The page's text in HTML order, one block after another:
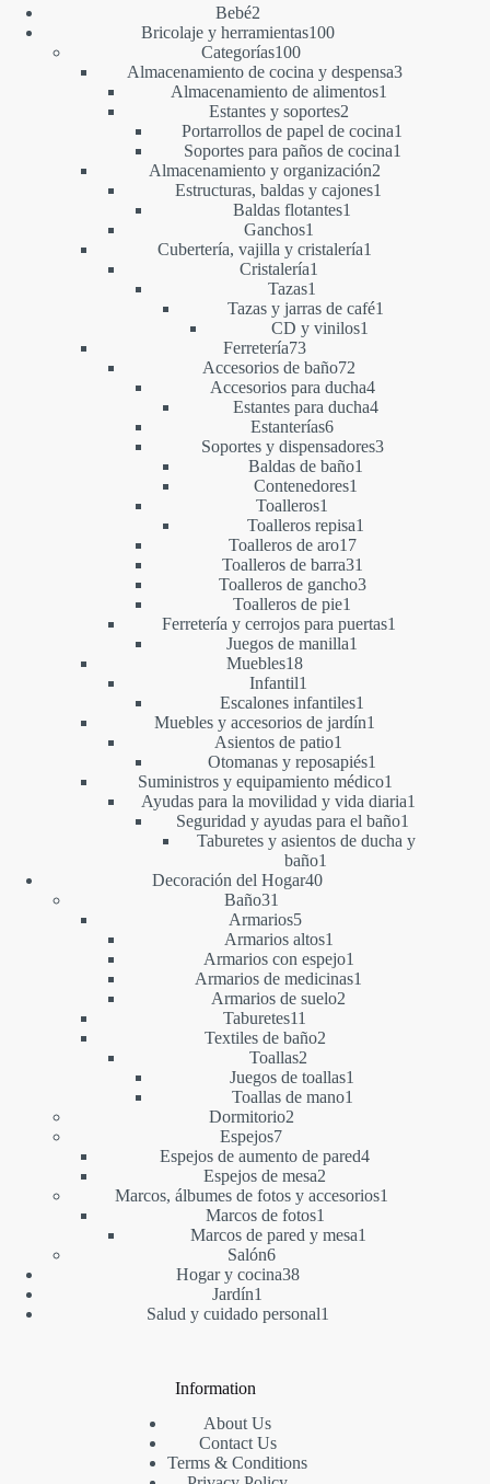
Bebé22
productos
Bricolaje y herramientas100100
Categorías100100
productos
Almacenamiento de cocina y despensa33
Almacenamiento de alimentos1
Estantes y soportes22
productos
Portarrollos de papel de cocina1
Soportes para paños de cocina1
Almacenamiento y organización2
Estructuras, baldas y cajones1
Baldas flotantes1
Ganchos1
producto
Cubertería, vajilla y cristalería1
Cristalería1
Tazas1
producto
Tazas y jarras de café1
CD y vinilos1
Ferretería7373
productos
Accesorios de baño7272
productos
Accesorios para ducha44
productos
Estantes para ducha44
Estanterías66
productos
Soportes y dispensadores33
Baldas de baño1
Contenedores1
Toalleros1
producto
Toalleros repisa1
Toalleros de aro1717
productos
Toalleros de barra31
productos
Toalleros de gancho33
Toalleros de pie1
producto
Ferretería y cerrojos para puertas1
Juegos de manilla1
Muebles1818
productos
Infantil1
producto
Escalones infantiles1
producto
Muebles y accesorios de jardín1
Asientos de patio1
producto
Otomanas y reposapiés1
producto
Suministros y equipamiento médico1
producto
Ayudas para la movilidad y vida diaria1
Seguridad y ayudas para el baño1
producto
Taburetes y asientos de ducha y
baño1
Decoración del Hogar4040
Baño31
productos
Armarios55
productos
Armarios altos1
producto
Armarios con espejo1
producto
Armarios de medicinas1
Armarios de suelo2
Taburetes11
productos
Textiles de baño22
Toallas2
productos
Juegos de toallas1
Toallas de mano1
Dormitorio22
Espejos77
productos
Espejos de aumento de pared44
Espejos de mesa2
productos
Marcos, álbumes de fotos y accesorios1
Marcos de fotos1
producto
Marcos de pared y mesa1
Salón66
productos
Hogar y cocina3838
Jardín1
producto
Salud y cuidado personal1
Information
About Us
Contact Us
Terms & Conditions